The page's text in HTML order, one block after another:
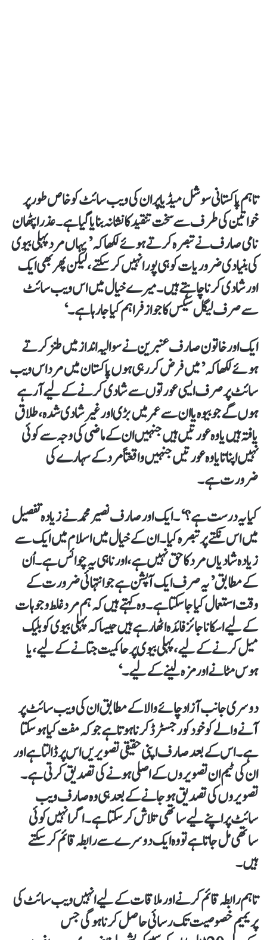
تاہم پاکستانی سوشل میڈیا پر ان کی ویب سائٹ کو خاص طور پر
خواتین کی طرف سے سخت تنقید کا نشانہ بنایا گیا ہے۔ عذرا پٹھان
نامی صارف نے تبصرہ کرتے ہوئے لکھا کہ ’یہاں مرد پہلی بیوی
کی بنیادی ضروریات کو ہی پورا نہیں کر سکتے، لیکن پھر بھی ایک
اور شادی کرنا چاہتے ہیں۔ میرے خیال میں اس ویب سائٹ
سے صرف لیگل سیکس کا جواز فراہم کیا جا رہا ہے۔‘
ایک اور خاتون صارف عنبرین نے سوالیہ انداز میں طنز کرتے
ہوئے لکھا کہ ’میں فرض کر رہی ہوں پاکستان میں مرد اس ویب
سائٹ پر صرف ایسی عورتوں سے شادی کرنے کےلیے آ رہے
ہوں گے جو بیوہ یا ان سے عمر میں بڑی اور غیر شادی شدہ، طلاق
یافتہ ہیں یا وہ عورتیں ہیں جنہیں ان کے ماضی کی وجہ سے کوئی
نہیں اپناتا یا وہ عورتیں جنہیں واقعتاً مرد کے سہارے کی
ضرورت ہے۔
کیا یہ درست ہے؟‘۔ایک اور صارف نصیر محمد نے زیادہ تفصیل
میں اس نکتے پر تبصرہ کیا۔ ان کے خیال میں اسلام میں ایک سے
زیادہ شادیاں مرد کا حق نہیں ہے، اور نا ہی یہ چوائس ہے۔ اُن
کے مطابق ’یہ صرف ایک آپشن ہے جو انتہائی ضرورت کے
وقت استعمال کیا جا سکتا ہے۔ وہ کہتے ہیں کہ ہم مرد غلط وجوہات
کےلیے اسکا ناجائز فائدہ اٹھا رہے ہیں جیسا کہ پہلی بیوی کو بلیک
میل کرنے کے لیے، پہلی بیوی پر حاکمیت جتانے کے لیے، یا
ہوس مٹانے اور مزہ لینے کے لیے۔‘
دوسری جانب آزاد چائے والا کے مطابق ان کی ویب سائٹ پر
آنے والے کو خود کو رجسٹرڈ کرنا ہوتا ہے جو کہ مفت کیا ہو سکتا
ہے۔ اس کے بعد صارف اپنی حقیقی تصویریں اس پر ڈالتا ہے اور
ان کی ٹیم ان تصویروں کے اصلی ہونے کی تصدیق کرتی ہے۔
تصویروں کی تصدیق ہو جانے کے بعد ہی وہ صارف ویب
سائٹ پر اپنے لیے ساتھی تلاش کر سکتا ہے۔ اگر انہیں کوئی
ساتھی مل جاتا ہے تو وہ ایک دوسرے سے رابطہ قائم کر سکتے
ہیں۔
تاہم رابطہ قائم کرنے اور ملاقات کےلیے انہیں ویب سائٹ کی
پریمیم خصوصیت تک رسائی حاصل کرنا ہوگی جس